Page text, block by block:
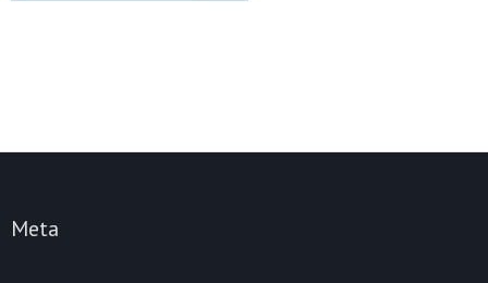
Meta